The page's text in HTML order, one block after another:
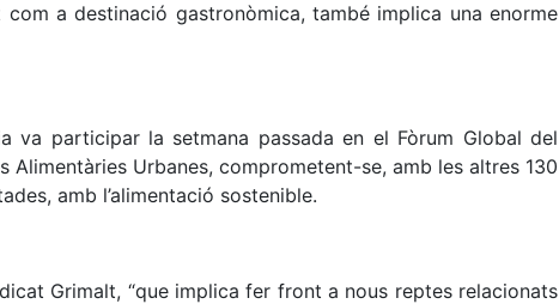
a destinació gastronòmica, també implica una enorme
va participar la setmana passada en el Fòrum Global del
Alimentàries Urbanes, comprometent-se, amb les altres 130
amb l’alimentació sostenible.
Grimalt, “que implica fer front a nous reptes relacionats